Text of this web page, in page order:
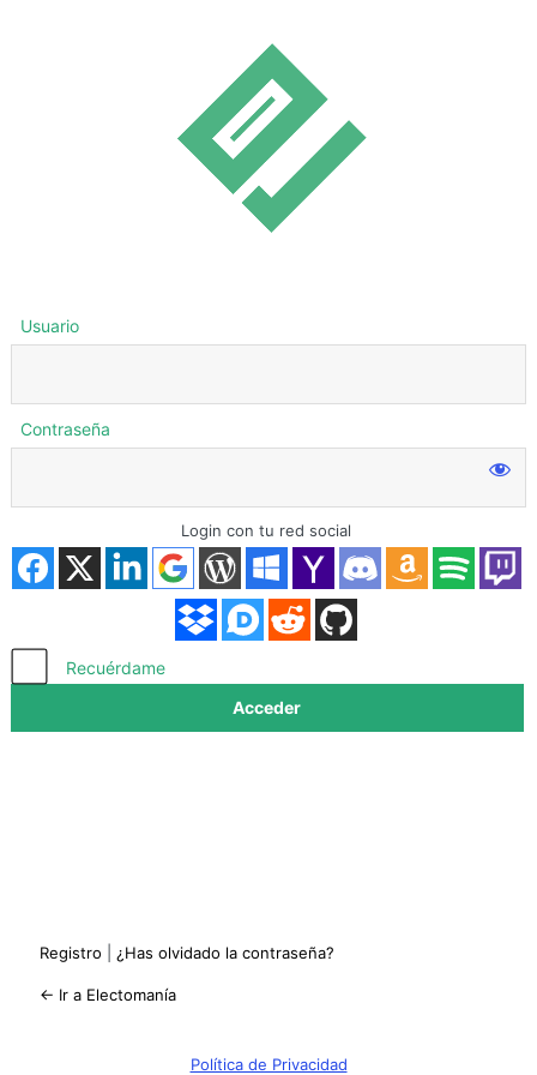
Acceder
Usuario
Contraseña
Login con tu red social
Recuérdame
Registro ¿Has olvidado la contraseña?
← Ir a Electomanía
Política de Privacidad